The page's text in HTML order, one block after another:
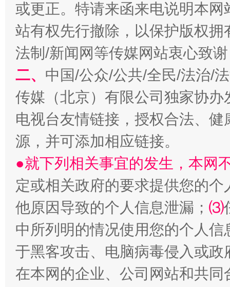
习近平的博鳌关键词
魏明亮
“刷贴”乱象丛生
生
或更正。特请来函来电说明本
站有权先行撤除，以保护版权
法制/新闻网等传媒网站衷心致
二、 中国/公众/公共/全民/法治/
传媒（北京）有限公司独家协
电视台友情链接，授权合法、
源，并可添加相应链接。
●就下列相关事宜的发生，本网
定或相关政府的要求提供您的个
他原因导致的个人信息泄漏； ⑶
中所列明的情况使用您的个人
于黑客攻击、电脑病毒侵入或
在本网的企业、公司网站和共